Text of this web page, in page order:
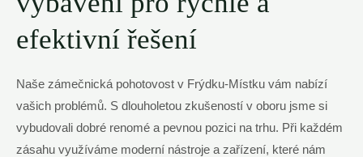
efektivní řešení
Naše zámečnická pohotovost v Frýdku-Místku vám nabízí
vašich problémů. S dlouholetou zkušeností v oboru jsme si
vybudovali dobré renomé a pevnou pozici na trhu. Při každém
zásahu využíváme moderní nástroje a zařízení, které nám